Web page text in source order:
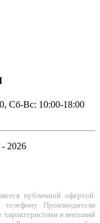
Сб-Вс: 10:00-18:00
2026
публичной офертой.
Производители
характеристики и внешний